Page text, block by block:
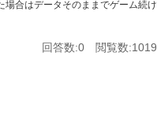
場合はデータそのままでゲーム続け
回答数:0 閲覧数:1019